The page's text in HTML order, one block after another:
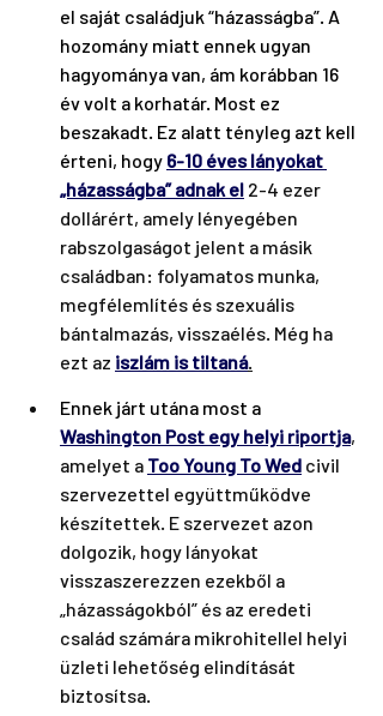
el saját családjuk “házasságba”. A
hozomány miatt ennek ugyan
hagyománya van, ám korábban 16
év volt a korhatár. Most ez
beszakadt. Ez alatt tényleg azt kell
érteni, hogy 6-10 éves lányokat
„házasságba” adnak el 2-4 ezer
dollárért, amely lényegében
rabszolgaságot jelent a másik
családban: folyamatos munka,
megfélemlítés és szexuális
bántalmazás, visszaélés. Még ha
ezt az iszlám is tiltaná.
Ennek járt utána most a
Washington Post egy helyi riportja,
amelyet a Too Young To Wed civil
szervezettel együttműködve
készítettek. E szervezet azon
dolgozik, hogy lányokat
visszaszerezzen ezekből a
„házasságokból” és az eredeti
család számára mikrohitellel helyi
üzleti lehetőség elindítását
biztosítsa.